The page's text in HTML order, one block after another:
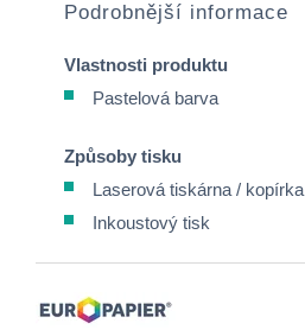
Podrobnější informace
Vlastnosti produktu
Pastelová barva
Způsoby tisku
Laserová tiskárna / kopírka
Inkoustový tisk